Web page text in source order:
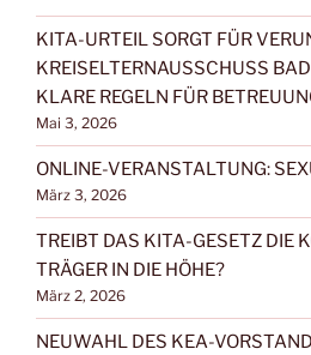
KITA-URTEIL SORGT FÜR
KREISELTERNAUSSCHUSS
KLARE REGELN FÜR
Mai 3, 2026
ONLINE-VERANSTALTUNG:
März 3, 2026
TREIBT DAS KITA-GESETZ DIE
TRÄGER IN DIE HÖHE?
März 2, 2026
NEUWAHL DES KEA-